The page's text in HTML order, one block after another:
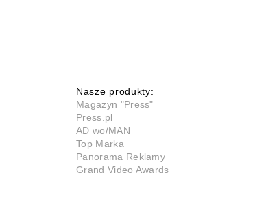
Nasze produkty:
Magazyn "Press"
Press.pl
AD wo/MAN
Top Marka
Panorama Reklamy
Grand Video Awards